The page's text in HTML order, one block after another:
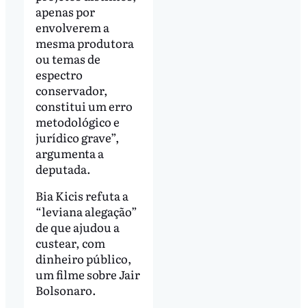
apenas por
envolverem a
mesma produtora
ou temas de
espectro
conservador,
constitui um erro
metodológico e
jurídico grave”,
argumenta a
deputada.
Bia Kicis refuta a
“leviana alegação”
de que ajudou a
custear, com
dinheiro público,
um filme sobre Jair
Bolsonaro.